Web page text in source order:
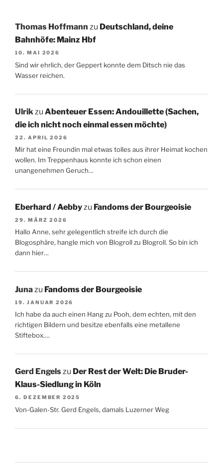
Thomas Hoffmann zu Deutschland, deine
Bahnhöfe: Mainz Hbf
10. MAI 2026
Sind wir ehrlich, der Geppert konnte dem Ditsch nie das
Wasser reichen.
Ulrikzu Abenteuer Essen: Andouillette (Sachen,
die ich nicht noch einmal essen möchte)
22. APRIL 2026
Mir hat eine Freundin mal etwas tolles aus ihrer Heimat kochen
wollen. Im Treppenhaus konnte ich schon einen
unangenehmen Geruch…
Eberhard / Aebby zu Fandoms der Bourgeoisie
29. MÄRZ 2026
Hallo Anne, sehr gelegentlich streife ich durch die
Blogosphäre, hangle mich von Blogroll zu Blogroll. So bin ich
dann hier…
Juna zu Fandoms der Bourgeoisie
19. JANUAR 2026
Ich habe da auch einen Hang zu Pooh, dem echten, mit den
richtigen Bildern und besitze ebenfalls eine metallene
Stiftebox.…
Gerd Engelszu Der Rest der Welt: Die Bruder-
Klaus-Siedlung in Köln
6. DEZEMBER 2025
Von-Galen-Str. Gerd Engels, damals Luzerner Weg